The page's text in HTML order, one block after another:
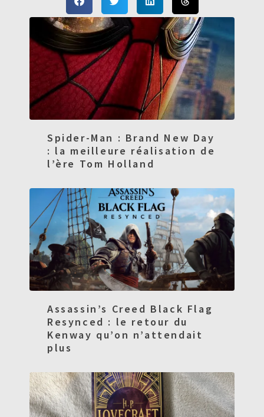
Spider-Man : Brand New Day
: la meilleure réalisation de
l’ère Tom Holland
Assassin’s Creed Black Flag
Resynced : le retour du
Kenway qu’on n’attendait
plus